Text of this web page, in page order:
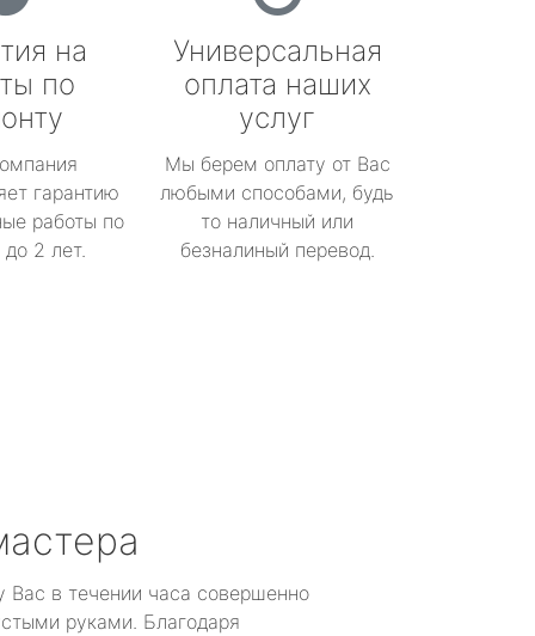
на
по
гарантию
работы по
2 лет.
Универсальная
оплата наших
услуг
Мы берем оплату от Вас
любыми способами, будь
то наличный или
безналиный перевод.
Вас в течении часа совершенно
руками. Благодаря